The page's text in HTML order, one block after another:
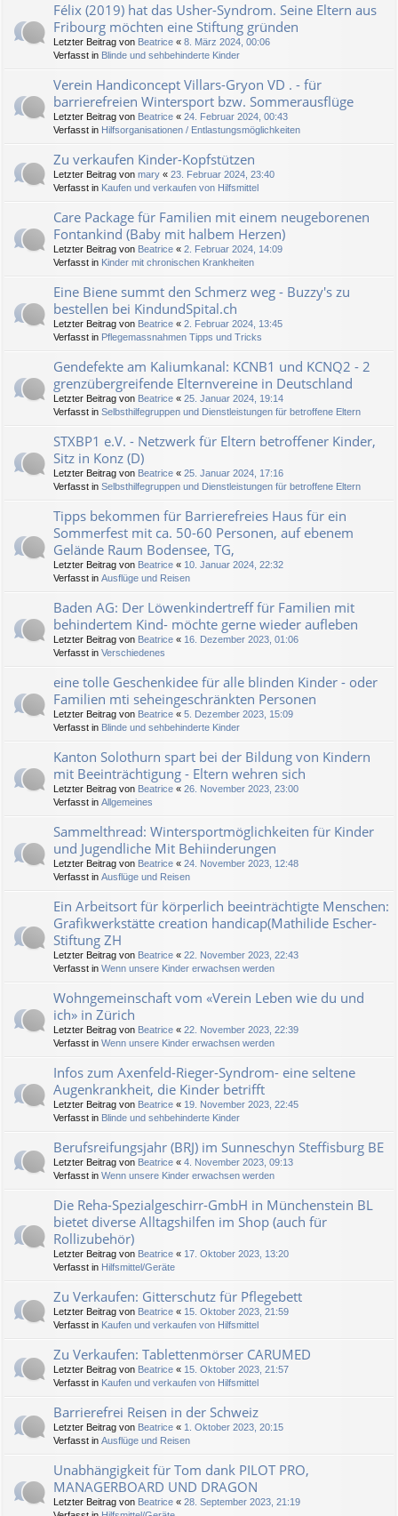
Félix (2019) hat das Usher-Syndrom. Seine Eltern aus
Fribourg möchten eine Stiftung gründen
Letzter Beitrag von Beatrice « 8. März 2024, 00:06
Verfasst in Blinde und sehbehinderte Kinder
Verein Handiconcept Villars-Gryon VD . - für
barrierefreien Wintersport bzw. Sommerausflüge
Letzter Beitrag von Beatrice « 24. Februar 2024, 00:43
Verfasst in Hilfsorganisationen / Entlastungsmöglichkeiten
Zu verkaufen Kinder-Kopfstützen
Letzter Beitrag von mary « 23. Februar 2024, 23:40
Verfasst in Kaufen und verkaufen von Hilfsmittel
Care Package für Familien mit einem neugeborenen
Fontankind (Baby mit halbem Herzen)
Letzter Beitrag von Beatrice « 2. Februar 2024, 14:09
Verfasst in Kinder mit chronischen Krankheiten
Eine Biene summt den Schmerz weg - Buzzy's zu
bestellen bei KindundSpital.ch
Letzter Beitrag von Beatrice « 2. Februar 2024, 13:45
Verfasst in Pflegemassnahmen Tipps und Tricks
Gendefekte am Kaliumkanal: KCNB1 und KCNQ2 - 2
grenzübergreifende Elternvereine in Deutschland
Letzter Beitrag von Beatrice « 25. Januar 2024, 19:14
Verfasst in Selbsthilfegruppen und Dienstleistungen für betroffene Eltern
STXBP1 e.V. - Netzwerk für Eltern betroffener Kinder,
Sitz in Konz (D)
Letzter Beitrag von Beatrice « 25. Januar 2024, 17:16
Verfasst in Selbsthilfegruppen und Dienstleistungen für betroffene Eltern
Tipps bekommen für Barrierefreies Haus für ein
Sommerfest mit ca. 50-60 Personen, auf ebenem
Gelände Raum Bodensee, TG,
Letzter Beitrag von Beatrice « 10. Januar 2024, 22:32
Verfasst in Ausflüge und Reisen
Baden AG: Der Löwenkindertreff für Familien mit
behindertem Kind- möchte gerne wieder aufleben
Letzter Beitrag von Beatrice « 16. Dezember 2023, 01:06
Verfasst in Verschiedenes
eine tolle Geschenkidee für alle blinden Kinder - oder
Familien mti seheingeschränkten Personen
Letzter Beitrag von Beatrice « 5. Dezember 2023, 15:09
Verfasst in Blinde und sehbehinderte Kinder
Kanton Solothurn spart bei der Bildung von Kindern
mit Beeinträchtigung - Eltern wehren sich
Letzter Beitrag von Beatrice « 26. November 2023, 23:00
Verfasst in Allgemeines
Sammelthread: Wintersportmöglichkeiten für Kinder
und Jugendliche Mit Behiinderungen
Letzter Beitrag von Beatrice « 24. November 2023, 12:48
Verfasst in Ausflüge und Reisen
Ein Arbeitsort für körperlich beeinträchtigte Menschen:
Grafikwerkstätte creation handicap(Mathilide Escher-
Stiftung ZH
Letzter Beitrag von Beatrice « 22. November 2023, 22:43
Verfasst in Wenn unsere Kinder erwachsen werden
Wohngemeinschaft vom «Verein Leben wie du und
ich» in Zürich
Letzter Beitrag von Beatrice « 22. November 2023, 22:39
Verfasst in Wenn unsere Kinder erwachsen werden
Infos zum Axenfeld-Rieger-Syndrom- eine seltene
Augenkrankheit, die Kinder betrifft
Letzter Beitrag von Beatrice « 19. November 2023, 22:45
Verfasst in Blinde und sehbehinderte Kinder
Berufsreifungsjahr (BRJ) im Sunneschyn Steffisburg BE
Letzter Beitrag von Beatrice « 4. November 2023, 09:13
Verfasst in Wenn unsere Kinder erwachsen werden
Die Reha-Spezialgeschirr-GmbH in Münchenstein BL
bietet diverse Alltagshilfen im Shop (auch für
Rollizubehör)
Letzter Beitrag von Beatrice « 17. Oktober 2023, 13:20
Verfasst in Hilfsmittel/Geräte
Zu Verkaufen: Gitterschutz für Pflegebett
Letzter Beitrag von Beatrice « 15. Oktober 2023, 21:59
Verfasst in Kaufen und verkaufen von Hilfsmittel
Zu Verkaufen: Tablettenmörser CARUMED
Letzter Beitrag von Beatrice « 15. Oktober 2023, 21:57
Verfasst in Kaufen und verkaufen von Hilfsmittel
Barrierefrei Reisen in der Schweiz
Letzter Beitrag von Beatrice « 1. Oktober 2023, 20:15
Verfasst in Ausflüge und Reisen
Unabhängigkeit für Tom dank PILOT PRO,
MANAGERBOARD UND DRAGON
Letzter Beitrag von Beatrice « 28. September 2023, 21:19